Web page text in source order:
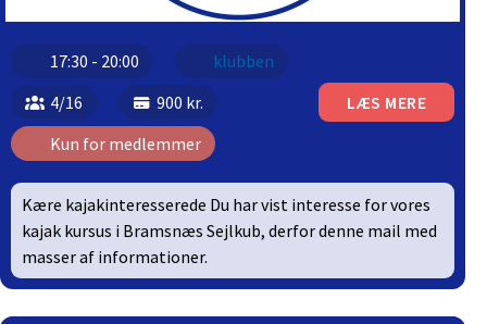
17:30 - 20:00
klubben
4/16
900 kr.
Kun for medlemmer
LÆS MERE
Kære kajakinteresserede Du har vist interesse for vores
kajak kursus i Bramsnæs Sejlkub, derfor denne mail med
masser af informationer.